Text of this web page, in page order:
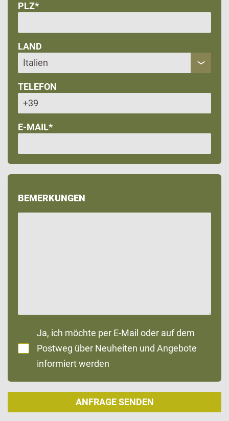
PLZ*
LAND
TELEFON
E-MAIL*
BEMERKUNGEN
Ja, ich möchte per E-Mail oder auf dem
Postweg über Neuheiten und Angebote
informiert werden